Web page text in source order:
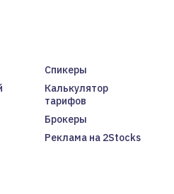
Спикеры
Калькулятор
тарифов
Брокеры
Реклама на 2Stocks